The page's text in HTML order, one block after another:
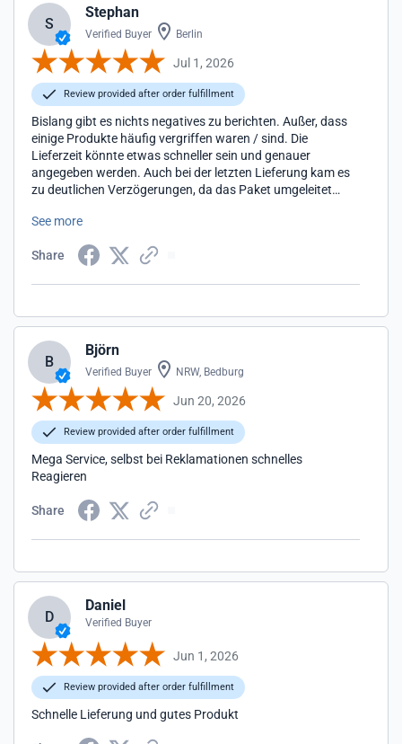
S
Stephan
Verified Buyer Berlin
Jul 1, 2026
Review provided after order fulfillment
Bislang gibt es nichts negatives zu berichten. Außer, dass
einige Produkte häufig vergriffen waren / sind. Die
Lieferzeit könnte etwas schneller sein und genauer
angegeben werden. Auch bei der letzten Lieferung kam es
zu deutlichen Verzögerungen, da das Paket umgeleitet
See more
Share
B
Björn
Verified Buyer NRW, Bedburg
Jun 20, 2026
Review provided after order fulfillment
Mega Service, selbst bei Reklamationen schnelles
Reagieren
Share
D
Daniel
Verified Buyer
Jun 1, 2026
Review provided after order fulfillment
Schnelle Lieferung und gutes Produkt